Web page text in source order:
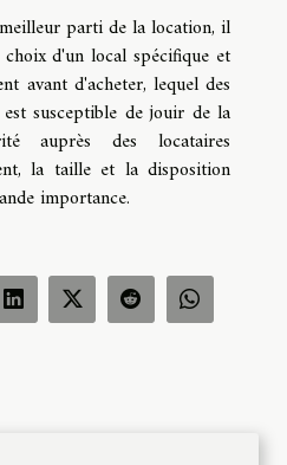
parti de la location, il
d'un local spécifique et
avant d'acheter, lequel des
susceptible de jouir de la
auprès des locataires
la taille et la disposition
importance.